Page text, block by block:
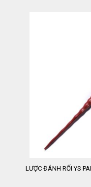
LƯỢC ĐÁNH RỐI YS